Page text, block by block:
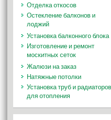
Отделка откосов
Остекление балконов и
лоджий
Установка балконного блока
Изготовление и ремонт
москитных сеток
Жалюзи на заказ
Натяжные потолки
Установка труб и радиаторов
для отопления